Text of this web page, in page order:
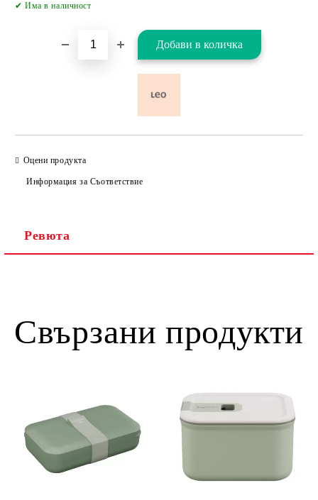
✔ Има в наличност
Оцени продукта
Информация за Съответствие
Ревюта
Свързани продукти